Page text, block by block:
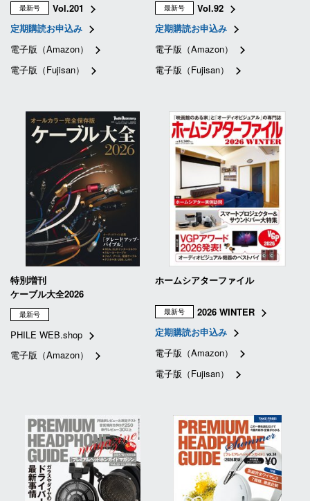
最新号
Vol.201
定期購読お申込み
電子版（Amazon）
電子版（Fujisan）
最新号
Vol.92
定期購読お申込み
電子版（Amazon）
電子版（Fujisan）
特別増刊
ケーブル大全2026
最新号
PHILE WEB.shop
電子版（Amazon）
ホームシアターファイル
最新号
2026 WINTER
定期購読お申込み
電子版（Amazon）
電子版（Fujisan）